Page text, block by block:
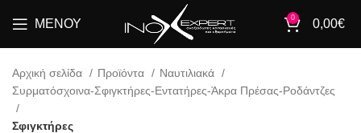
ΜΕΝΟΎ 0 0,00€
Αρχική σελίδα Προϊόντα
Ναυτιλιακά
Συρματόσχοινα-Σφιγκτήρες-Εντατήρες-Άκρα Πρέσας-Ροδάντζες
Σφιγκτήρες